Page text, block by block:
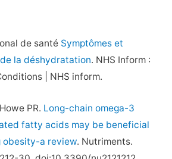
de santé Symptômes et
la déshydratation. NHS Inform :
| NHS inform.
PR. Long-chain omega-3
fatty acids may be beneficial
obesity-a review. Nutriments.